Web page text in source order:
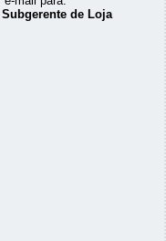
Subgerente de Loja